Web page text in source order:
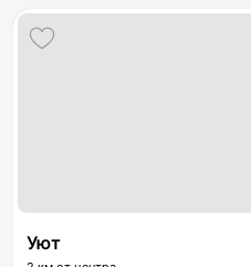
Уют